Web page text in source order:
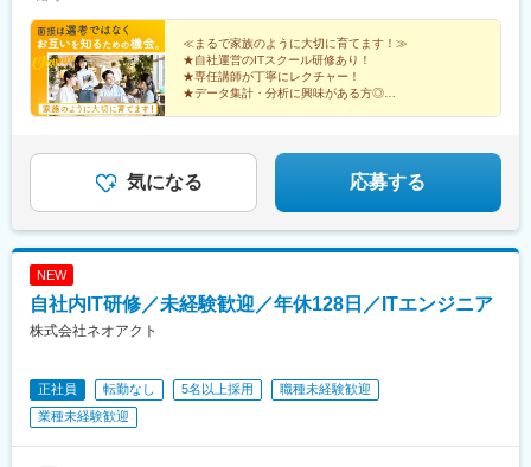
り（期間中は月給23万円以上で、その他の待遇に変更なし）☆経
験がある方は、現職・前職給与を考慮します。☆明確な評価制度
あり。個人の頑張りに応じて評価します。【年収例】年収450万
円（経験2年入社）年収650万円（経験3年入社）年収900万円（経
験5年入社）
≪まるで家族のように大切に育てます！≫
★自社運営のITスクール研修あり！
★専任講師が丁寧にレクチャー！
★データ集計・分析に興味がある方◎
気になる 応募する
NEW
自社内IT研修／未経験歓迎／年休128日／ITエンジニア
株式会社ネオアクト
正社員 転勤なし 5名以上採用
職種未経験歓迎
業種未経験歓迎